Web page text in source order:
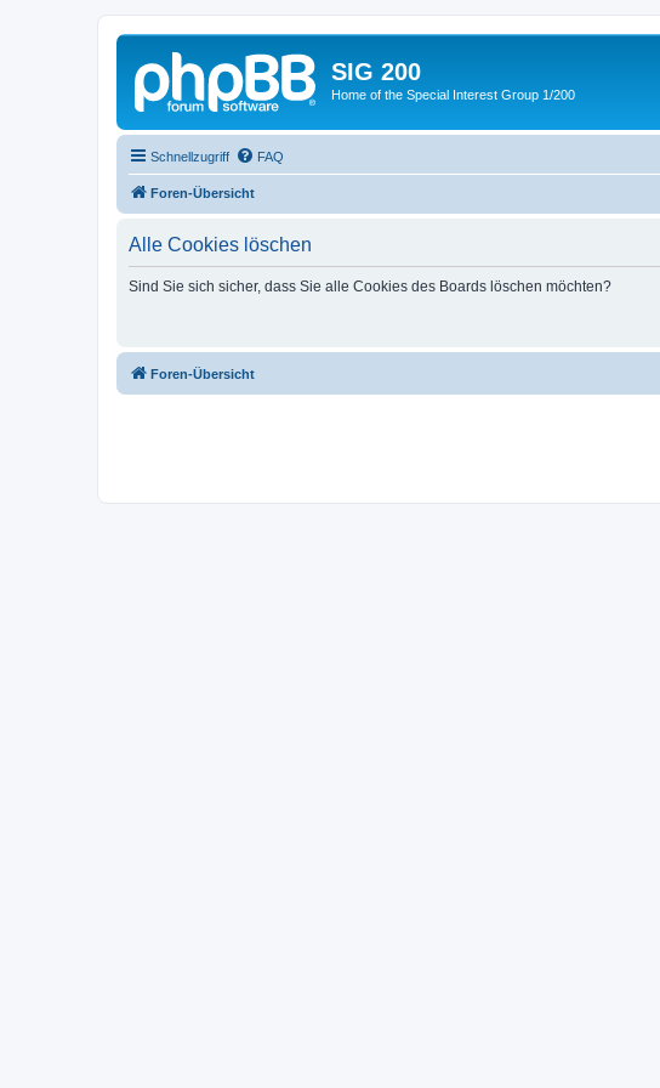
SIG 200
Home of the Special Interest Group 1/200
Schnellzugriff FAQ
Foren-Übersicht
Alle Cookies löschen
Sind Sie sich sicher, dass Sie alle Cookies des Boards löschen möchten?
Foren-Übersicht